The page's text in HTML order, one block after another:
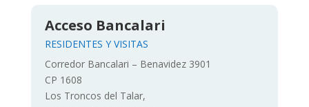
Acceso Bancalari
RESIDENTES Y VISITAS
Corredor Bancalari – Benavidez 3901
CP 1608
Los Troncos del Talar,